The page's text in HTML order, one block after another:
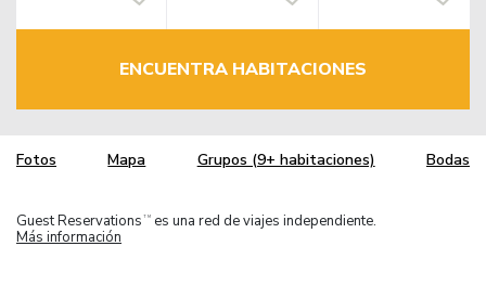
ENCUENTRA HABITACIONES
Fotos Mapa Grupos (9+ habitaciones) Bodas
Guest Reservations TM
es una red de viajes independiente.
Más información